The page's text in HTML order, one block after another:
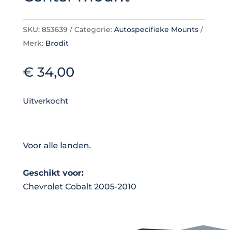
SKU: 853639 Categorie: Autospecifieke Mounts
Merk: Brodit
€ 34,00
Uitverkocht
Voor alle landen.
Geschikt voor:
Chevrolet Cobalt 2005-2010